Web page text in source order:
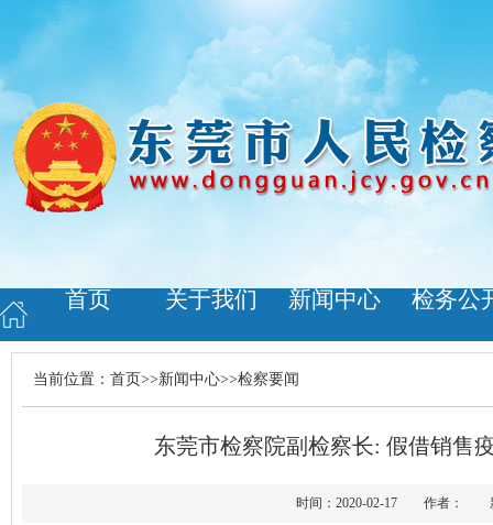
首页 关于我们 新闻中心 检务公
当前位置： 首页>>新闻中心>>检察要闻
东莞市检察院副检察长: 假借销售
时间：2020-02-17 作者：